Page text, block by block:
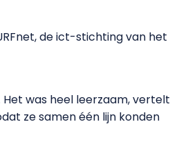
de ict-stichting van het
was heel leerzaam, vertelt
ze samen één lijn konden